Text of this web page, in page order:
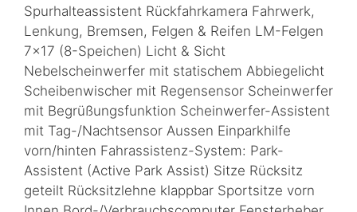
Spurhalteassistent Rückfahrkamera Fahrwerk,
Lenkung, Bremsen, Felgen & Reifen LM-Felgen
7×17 (8-Speichen) Licht & Sicht
Nebelscheinwerfer mit statischem Abbiegelicht
Scheibenwischer mit Regensensor Scheinwerfer
mit Begrüßungsfunktion Scheinwerfer-Assistent
mit Tag-/Nachtsensor Aussen Einparkhilfe
vorn/hinten Fahrassistenz-System: Park-
Assistent (Active Park Assist) Sitze Rücksitz
geteilt Rücksitzlehne klappbar Sportsitze vorn